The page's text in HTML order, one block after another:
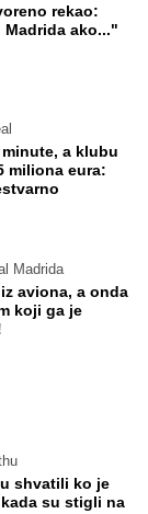
rekao:
ako..."
a klubu
miliona eura:
Madrida
aviona, a onda
koji ga je
shvatili ko je
su stigli na